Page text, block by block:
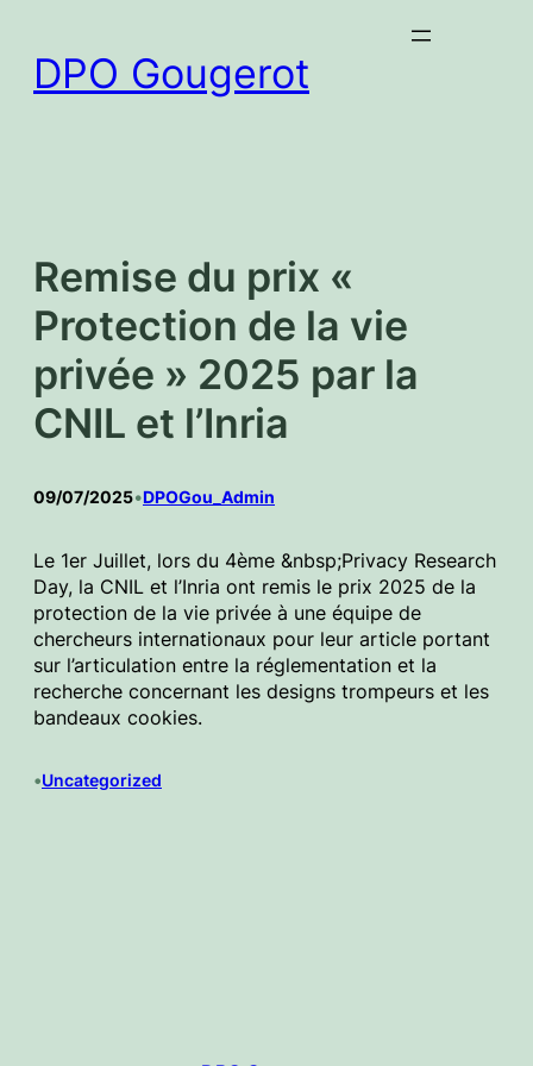
contenu
DPO Gougerot
Remise du prix «
Protection de la vie
privée » 2025 par la
CNIL et l’Inria
09/07/2025•DPOGou_Admin
Le 1er Juillet, lors du 4ème &nbsp;Privacy Research
Day, la CNIL et l’Inria ont remis le prix 2025 de la
protection de la vie privée à une équipe de
chercheurs internationaux pour leur article portant
sur l’articulation entre la réglementation et la
recherche concernant les designs trompeurs et les
bandeaux cookies.
•Uncategorized